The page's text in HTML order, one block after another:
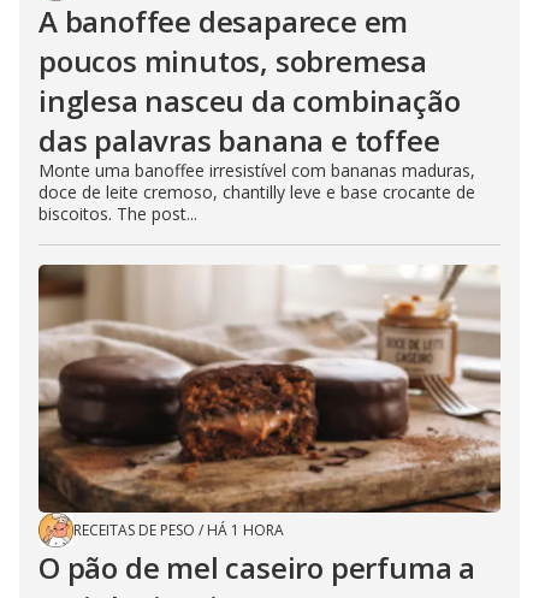
A banoffee desaparece em
poucos minutos, sobremesa
inglesa nasceu da combinação
das palavras banana e toffee
Monte uma banoffee irresistível com bananas maduras,
doce de leite cremoso, chantilly leve e base crocante de
biscoitos. The post...
RECEITAS DE PESO / HÁ 1 HORA
O pão de mel caseiro perfuma a